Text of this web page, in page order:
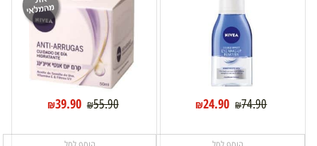
₪74.90
₪24.90
₪55.90
₪39.90